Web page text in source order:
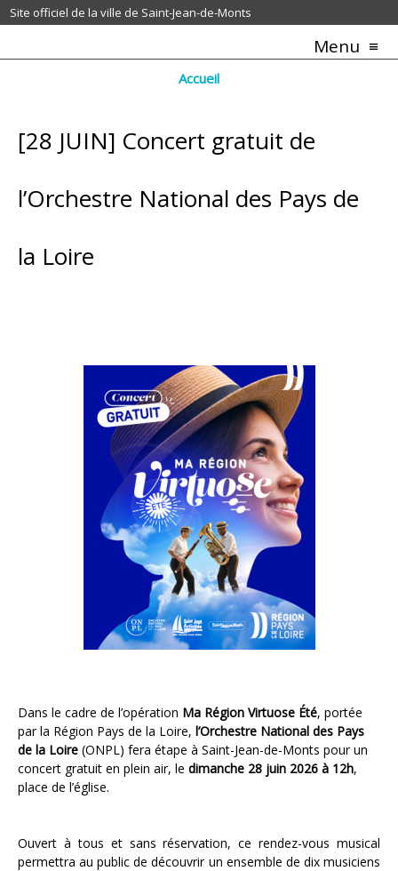
Site officiel de la ville de Saint-Jean-de-Monts
Menu
Accueil
[28 JUIN] Concert gratuit de
l’Orchestre National des Pays de
la Loire
Dans le cadre de l’opération Ma Région Virtuose Été, portée
par la Région Pays de la Loire, l’Orchestre National des Pays
de la Loire (ONPL) fera étape à Saint-Jean-de-Monts pour un
concert gratuit en plein air, le dimanche 28 juin 2026 à 12h,
place de l’église.
Ouvert à tous et sans réservation, ce rendez-vous musical
permettra au public de découvrir un ensemble de dix musiciens